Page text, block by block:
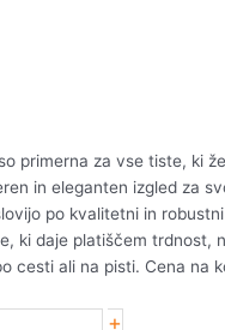
primerna za vse tiste, ki
in eleganten izgled za
po kvalitetni in
ki daje platiščem trdnost,
cesti ali na pisti. Cena na
+